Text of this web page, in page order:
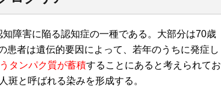
障害に陥る認知症の一種である。大部分は70歳
患者は遺伝的要因によって、若年のうちに発症し
タンパク質が蓄積することにあると考えられてお
斑と呼ばれる染みを形成する。